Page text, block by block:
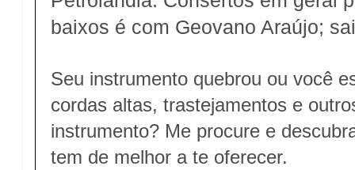
baixos é com Geovano Araújo;
Seu instrumento quebrou ou você
cordas altas, trastejamentos e
instrumento? Me procure e
tem de melhor a te oferecer.